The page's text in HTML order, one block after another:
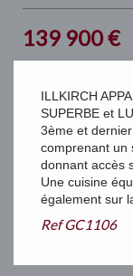
139 900€
ILLKIRCH
SUPERBE et
3ème et
comprenant un
donnant accès
Une cuisine
également sur
RefGC1106